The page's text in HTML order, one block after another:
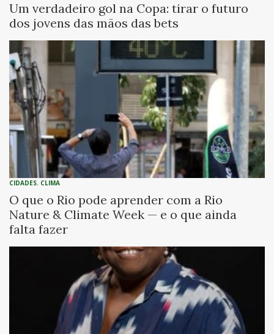
Um verdadeiro gol na Copa: tirar o futuro
dos jovens das mãos das bets
CIDADES, CLIMA
O que o Rio pode aprender com a Rio
Nature & Climate Week — e o que ainda
falta fazer